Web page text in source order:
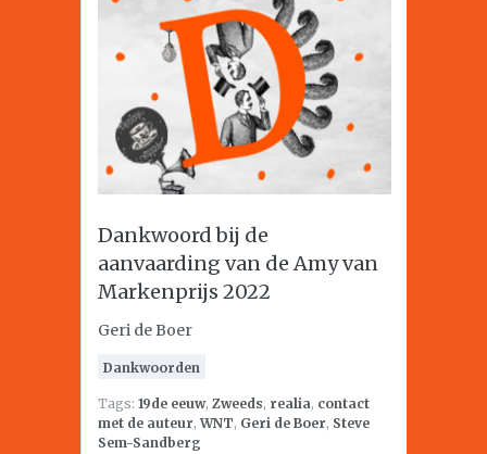
Dankwoord bij de
aanvaarding van de Amy van
Markenprijs 2022
Geri de Boer
Dankwoorden
Tags: 19de eeuw, Zweeds, realia, contact
met de auteur,WNT, Geri de Boer, Steve
Sem-Sandberg